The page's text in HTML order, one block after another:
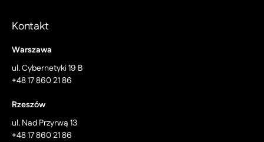
Kontakt
Warszawa
ul. Cybernetyki 19 B
+48 17 860 21 86
Rzeszów
ul. Nad Przyrwą 13
+48 17 860 21 86